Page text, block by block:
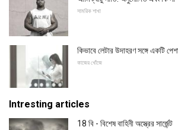
সামরিক শাখা
কিভাবে লেটার উদাহরণ সঙ্গে একটি
কাজের খোঁজে
Intresting articles
18 বি - বিশেষ বাহিনী অস্ত্রের সার্জেন্ট